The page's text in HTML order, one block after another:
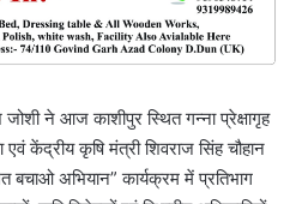
ने आज काशीपुर स्थित गन्ना प्रेक्षागृह
केंद्रीय कृषि मंत्री शिवराज सिंह चौहान
बचाओ अभियान” कार्यक्रम में प्रतिभाग